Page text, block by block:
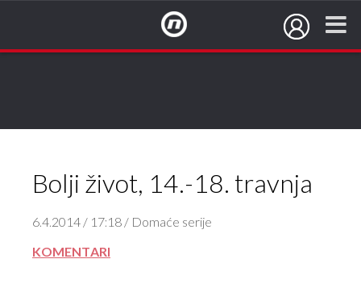
Bolji život, 14.-18. travnja
6.4.2014 / 17:18 / Domaće serije
KOMENTARI